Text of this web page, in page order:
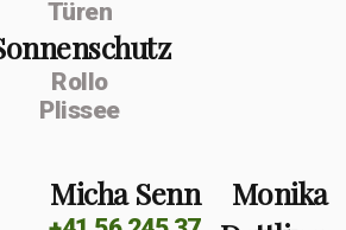
Türen
Rollo
Plissee
Micha Senn
Monika